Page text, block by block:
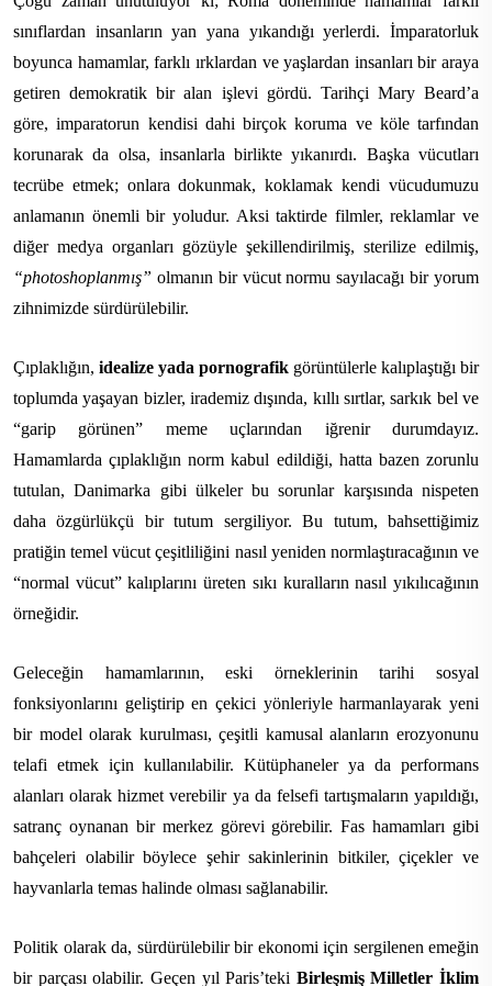
sınıflardan insanların yan yana yıkandığı yerlerdi. İmparatorluk
boyunca hamamlar, farklı ırklardan ve yaşlardan insanları bir araya
getiren demokratik bir alan işlevi gördü. Tarihçi Mary Beard’a
göre, imparatorun kendisi dahi birçok koruma ve köle tarfından
korunarak da olsa, insanlarla birlikte yıkanırdı. Başka vücutları
tecrübe etmek; onlara dokunmak, koklamak kendi vücudumuzu
anlamanın önemli bir yoludur. Aksi taktirde filmler, reklamlar ve
diğer medya organları gözüyle şekillendirilmiş, sterilize edilmiş,
“photoshoplanmış” olmanın bir vücut normu sayılacağı bir yorum
zihnimizde sürdürülebilir.
Çıplaklığın, idealize yada pornografik görüntülerle kalıplaştığı bir
toplumda yaşayan bizler, irademiz dışında, kıllı sırtlar, sarkık bel ve
“garip görünen” meme uçlarından iğrenir durumdayız.
Hamamlarda çıplaklığın norm kabul edildiği, hatta bazen zorunlu
tutulan, Danimarka gibi ülkeler bu sorunlar karşısında nispeten
daha özgürlükçü bir tutum sergiliyor. Bu tutum, bahsettiğimiz
pratiğin temel vücut çeşitliliğini nasıl yeniden normlaştıracağının ve
“normal vücut” kalıplarını üreten sıkı kuralların nasıl yıkılıcağının
örneğidir.
Geleceğin hamamlarının, eski örneklerinin tarihi sosyal
fonksiyonlarını geliştirip en çekici yönleriyle harmanlayarak yeni
bir model olarak kurulması, çeşitli kamusal alanların erozyonunu
telafi etmek için kullanılabilir. Kütüphaneler ya da performans
alanları olarak hizmet verebilir ya da felsefi tartışmaların yapıldığı,
satranç oynanan bir merkez görevi görebilir. Fas hamamları gibi
bahçeleri olabilir böylece şehir sakinlerinin bitkiler, çiçekler ve
hayvanlarla temas halinde olması sağlanabilir.
Politik olarak da, sürdürülebilir bir ekonomi için sergilenen emeğin
bir parçası olabilir. Geçen yıl Paris’teki Birleşmiş Milletler İklim